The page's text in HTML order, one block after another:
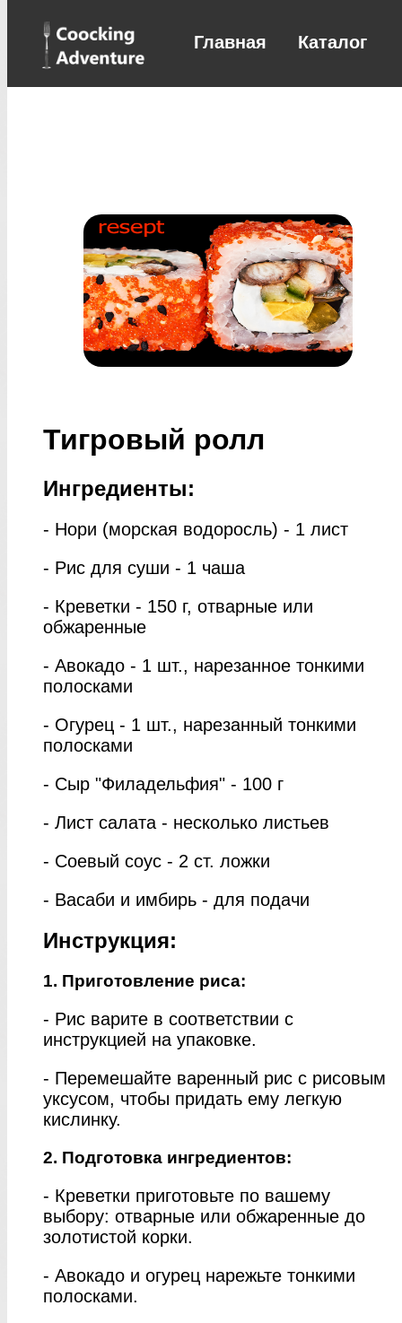
Главная Каталог
Тигровый ролл
Ингредиенты:
- Нори (морская водоросль) - 1 лист
- Рис для суши - 1 чаша
- Креветки - 150 г, отварные или
обжаренные
- Авокадо - 1 шт., нарезанное тонкими
полосками
- Огурец - 1 шт., нарезанный тонкими
полосками
- Сыр "Филадельфия" - 100 г
- Лист салата - несколько листьев
- Соевый соус - 2 ст. ложки
- Васаби и имбирь - для подачи
Инструкция:
1. Приготовление риса:
- Рис варите в соответствии с
инструкцией на упаковке.
- Перемешайте варенный рис с рисовым
уксусом, чтобы придать ему легкую
кислинку.
2. Подготовка ингредиентов:
- Креветки приготовьте по вашему
выбору: отварные или обжаренные до
золотистой корки.
- Авокадо и огурец нарежьте тонкими
полосками.